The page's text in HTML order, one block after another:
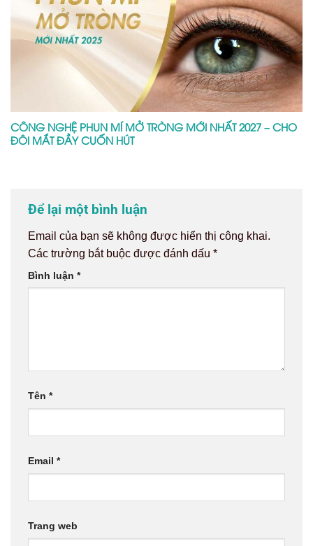
CÔNG NGHỆ PHUN MÍ MỞ TRÒNG MỚI NHẤT 2027 – CHO
ĐÔI MẮT ĐẦY CUỐN HÚT
Để lại một bình luận
Email của bạn sẽ không được hiển thị công khai.
Các trường bắt buộc được đánh dấu *
Bình luận *
Tên *
Email *
Trang web